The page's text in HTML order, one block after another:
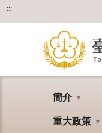
:::
簡介
重大政策